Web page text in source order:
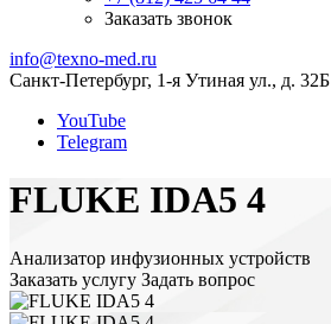
Заказать звонок
info@texno-med.ru
Санкт-Петербург, 1-я Утиная ул., д. 32Б
YouTube
Telegram
FLUKE IDA5 4
Анализатор инфузионных устройств
Заказать услугу Задать вопрос